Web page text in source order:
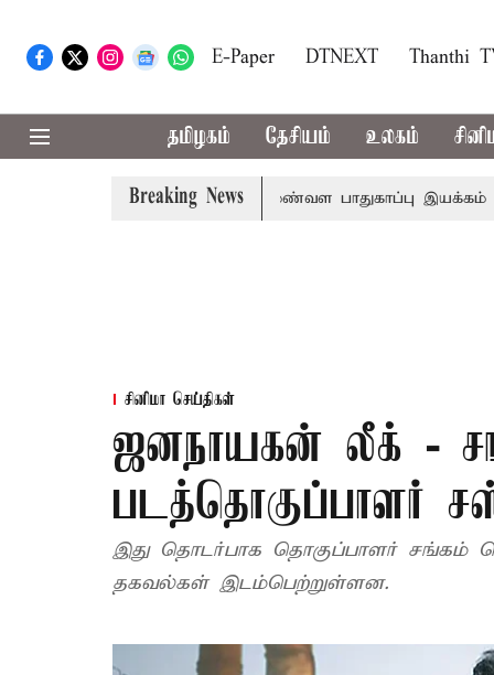
E-Paper DTNEXT Thanthi
தமிழகம் தேசியம் உலகம்
Breaking News
ரூ.600 கோடியில் மண்வள பாதுகாப்பு இயக்கம்
சினிமா செய்திகள்
ஜனநாயகன் லீக் -
படத்தொகுப்பாளர்
இது தொடர்பாக தொகுப்பாளர் சங்கம்
தகவல்கள் இடம்பெற்றுள்ளன.